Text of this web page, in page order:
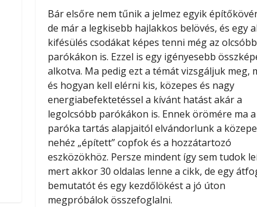
Bár elsőre nem tűnik a jelmez egyik
de már a legkisebb hajlakkos belövés, és egy
kifésülés csodákat képes tenni még az olcsóbb
parókákon is. Ezzel is egy igényesebb
alkotva. Ma pedig ezt a témát vizsgáljuk meg,
és hogyan kell elérni kis, közepes és nagy
energiabefektetéssel a kívánt hatást akár a
legolcsóbb parókákon is. Ennek örömére ma a
paróka tartás alapjaitól elvándorlunk a
nehéz „épített” copfok és a hozzátartozó
eszközökhöz. Persze mindent így sem tudok
mert akkor 30 oldalas lenne a cikk, de egy
bemutatót és egy kezdőlökést a jó úton
megpróbálok összefoglalni.